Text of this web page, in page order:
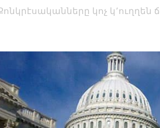
կոչ կ՚ուղղեն